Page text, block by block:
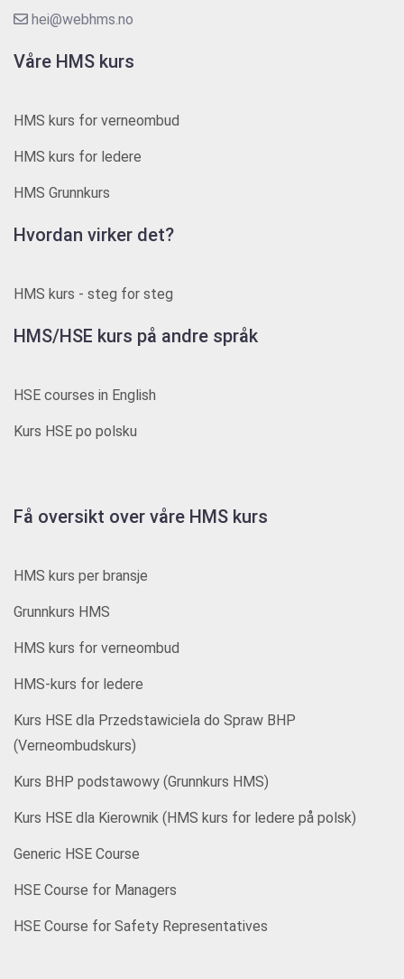
hei@webhms.no
Våre HMS kurs
HMS kurs for verneombud
HMS kurs for ledere
HMS Grunnkurs
Hvordan virker det?
HMS kurs - steg for steg
HMS/HSE kurs på andre språk
HSE courses in English
Kurs HSE po polsku
Få oversikt over våre HMS kurs
HMS kurs per bransje
Grunnkurs HMS
HMS kurs for verneombud
HMS-kurs for ledere
Kurs HSE dla Przedstawiciela do Spraw BHP
(Verneombudskurs)
Kurs BHP podstawowy (Grunnkurs HMS)
Kurs HSE dla Kierownik (HMS kurs for ledere på polsk)
Generic HSE Course
HSE Course for Managers
HSE Course for Safety Representatives